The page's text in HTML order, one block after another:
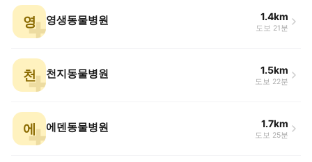
영 영생동물병원 1.4km
도보 21분
천 천지동물병원 1.5km
도보 22분
에 에덴동물병원 1.7km
도보 25분